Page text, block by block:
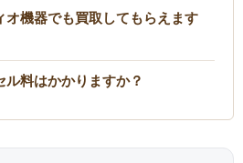
オ機器でも買取してもらえます
ル料はかかりますか？